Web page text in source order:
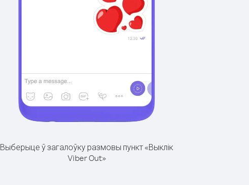
Выберыце ў загалоўку размовы пункт «Выклік
Viber Out»